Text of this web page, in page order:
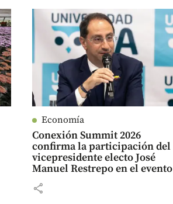
Economía
Conexión Summit 2026
confirma la participación del
vicepresidente electo José
Manuel Restrepo en el evento
share